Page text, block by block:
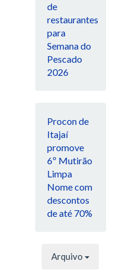
de
restaurantes
para
Semana do
Pescado
2026
Procon de
Itajaí
promove
6º Mutirão
Limpa
Nome com
descontos
de até 70%
Arquivo